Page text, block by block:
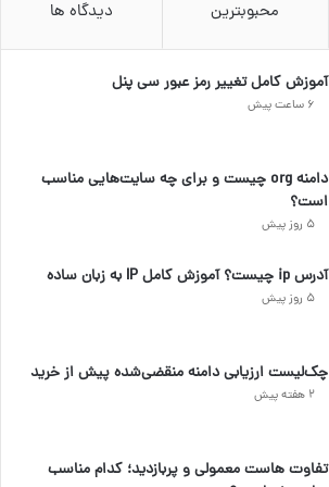
محبوبترین دیدگاه ها
آموزش کامل تغییر رمز عبور سی پنل
6 ساعت پیش
دامنه org چیست و برای چه سایت‌هایی مناسب
است؟
5 روز پیش
آدرس ip چیست؟ آموزش کامل IP به زبان ساده
5 روز پیش
چک‌لیست ارزیابی دامنه منقضی‌شده پیش از خرید
2 هفته پیش
تفاوت هاست معمولی و پربازدید؛ کدام مناسب